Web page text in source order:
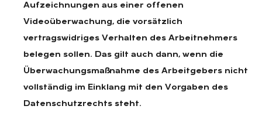
Aufzeichnungen aus einer offenen
Videoüberwachung, die vorsätzlich
vertragswidriges Verhalten des Arbeitnehmers
belegen sollen. Das gilt auch dann, wenn die
Überwachungsmaßnahme des Arbeitgebers nicht
vollständig im Einklang mit den Vorgaben des
Datenschutzrechts steht.